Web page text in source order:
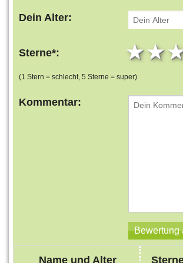
Dein Alter:
Sterne*: 1
(1 Stern = schlecht, 5 Sterne = super)
Kommentar:
Name und Alter